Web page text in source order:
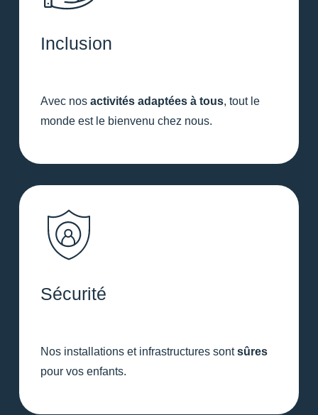
Inclusion
Avec nos activités adaptées à tous, tout le
monde est le bienvenu chez nous.
Sécurité
Nos installations et infrastructures sontsûres
pour vos enfants.